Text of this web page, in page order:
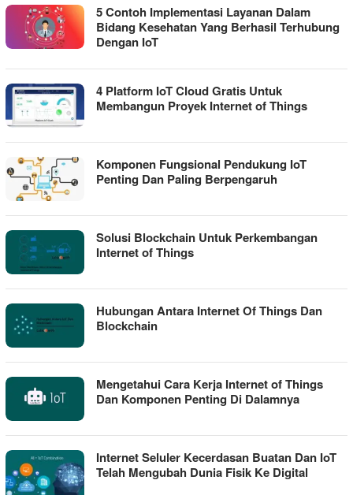
5 Contoh Implementasi Layanan Dalam
Bidang Kesehatan Yang Berhasil Terhubung
Dengan IoT
4 Platform IoT Cloud Gratis Untuk
Membangun Proyek Internet of Things
Komponen Fungsional Pendukung IoT
Penting Dan Paling Berpengaruh
Solusi Blockchain Untuk Perkembangan
Internet of Things
Hubungan Antara Internet Of Things Dan
Blockchain
Mengetahui Cara Kerja Internet of Things
Dan Komponen Penting Di Dalamnya
Internet Seluler Kecerdasan Buatan Dan IoT
Telah Mengubah Dunia Fisik Ke Digital